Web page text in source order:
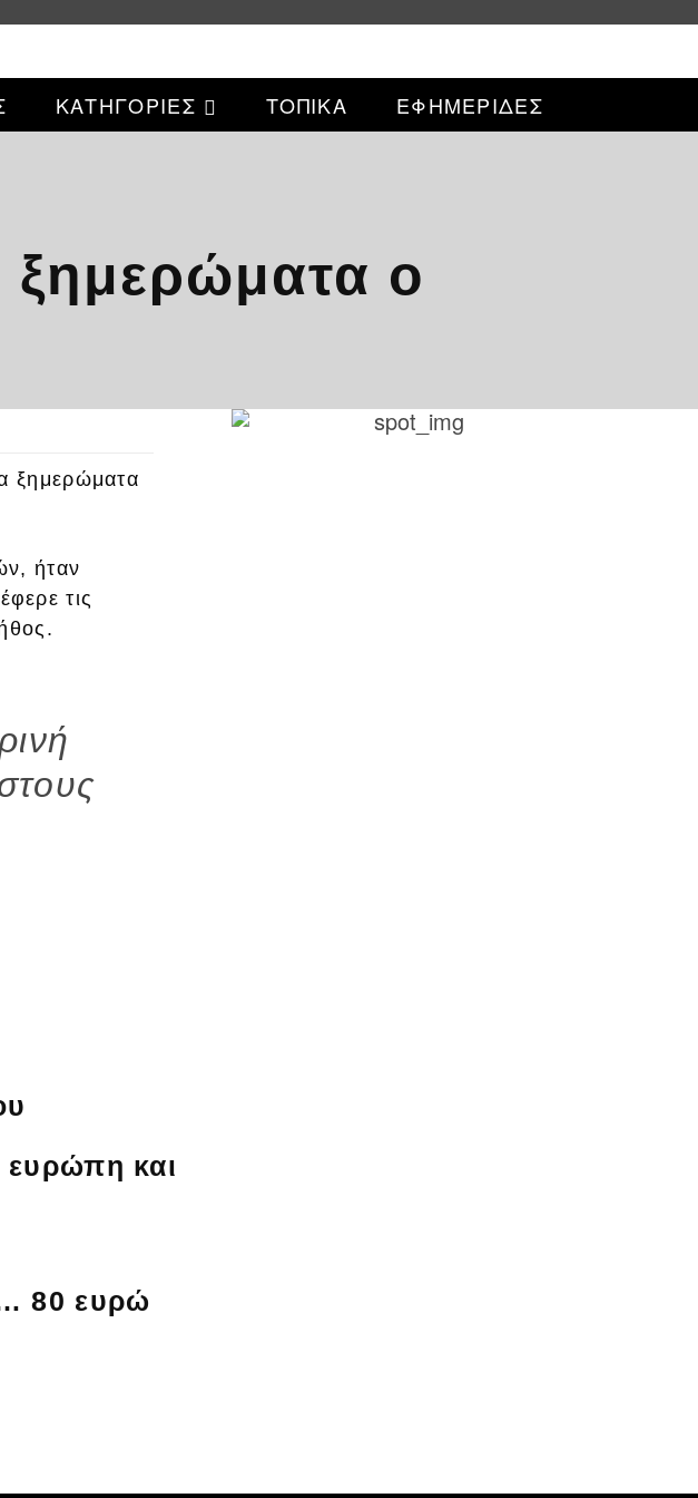
ΚΑΤΗΓΟΡΙΕΣ ΤΟΠΙΚΑ ΕΦΗΜΕΡΙΔΕΣ
ο
ξημερώματα
ήταν
τις
και
80 ευρώ